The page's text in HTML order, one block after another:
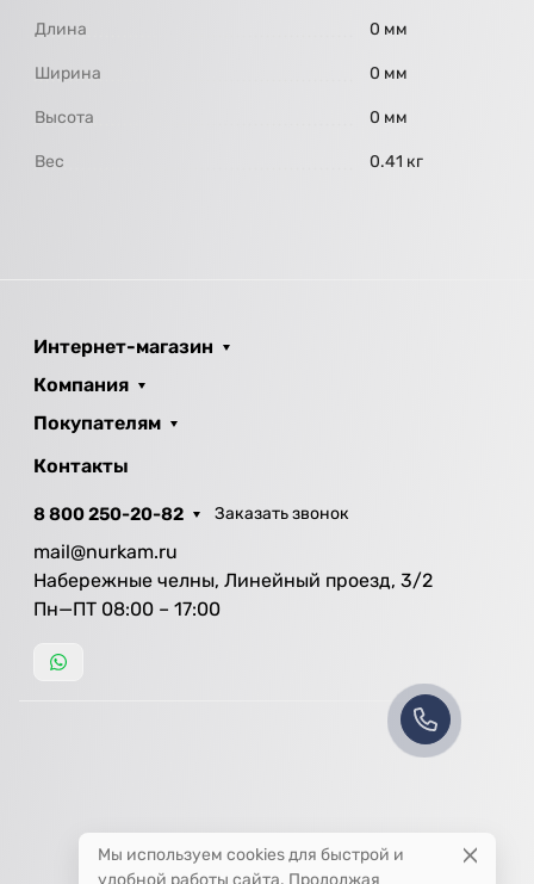
Длина 0 мм
Ширина 0 мм
Высота 0 мм
Вес 0.41 кг
Интернет-магазин
Компания
Покупателям
Контакты
8 800 250-20-82 Заказать звонок
mail@nurkam.ru
Набережные челны, Линейный проезд, 3/2
Пн—ПТ 08:00 – 17:00
Мы используем cookies для быстрой и
удобной работы сайта. Продолжая